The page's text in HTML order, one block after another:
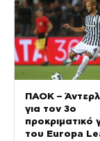
ΠΑΟΚ –
για τον 3ο
προκριματικό
του Europa